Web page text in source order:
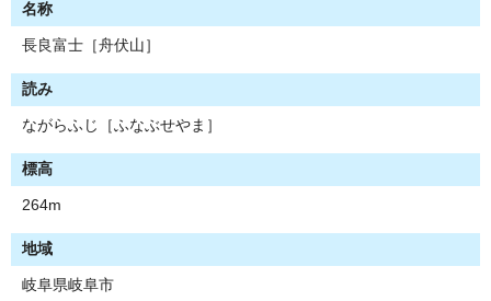
名称
長良富士［舟伏山］
読み
ながらふじ［ふなぶせやま］
標高
264m
地域
岐阜県岐阜市